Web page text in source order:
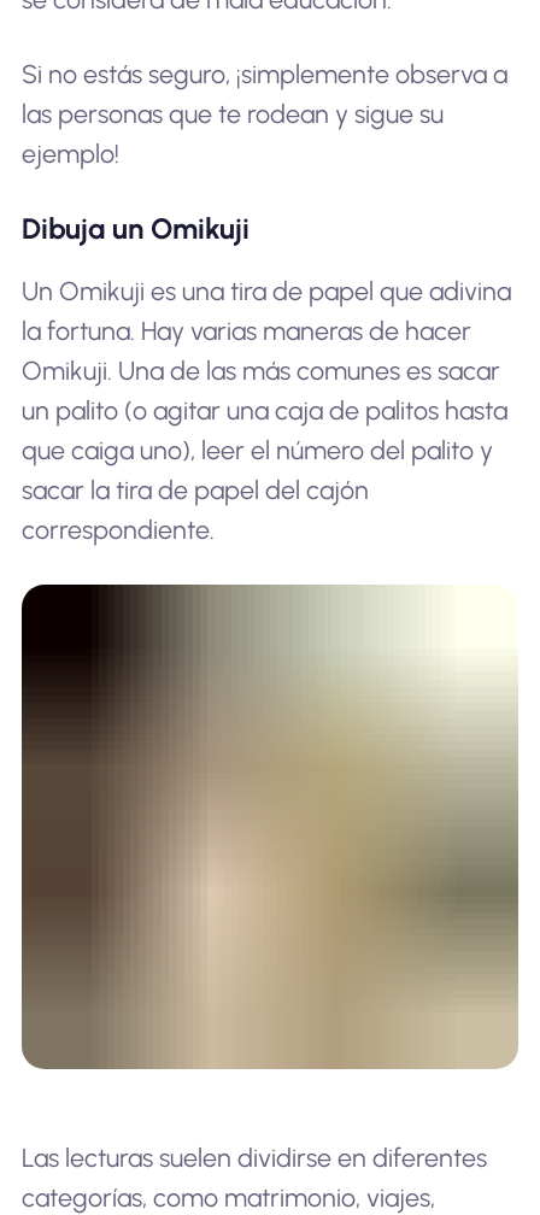
Si no estás seguro, ¡simplemente observa a
las personas que te rodean y sigue su
ejemplo!
Dibuja un Omikuji
Un Omikuji es una tira de papel que adivina
la fortuna. Hay varias maneras de hacer
Omikuji. Una de las más comunes es sacar
un palito (o agitar una caja de palitos hasta
que caiga uno), leer el número del palito y
sacar la tira de papel del cajón
correspondiente.
Las lecturas suelen dividirse en diferentes
categorías, como matrimonio, viajes,